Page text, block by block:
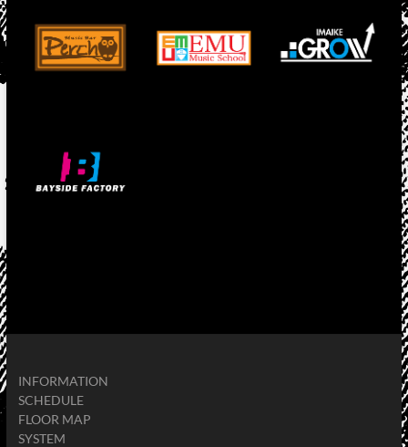
INFORMATION
SCHEDULE
FLOOR MAP
SYSTEM